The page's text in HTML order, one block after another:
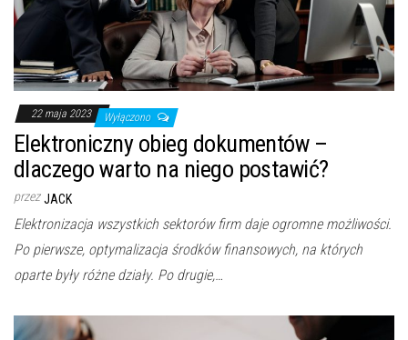
22 maja 2023 Wyłączono
Elektroniczny obieg dokumentów –
dlaczego warto na niego postawić?
przez JACK
Elektronizacja wszystkich sektorów firm daje ogromne możliwości.
Po pierwsze, optymalizacja środków finansowych, na których
oparte były różne działy. Po drugie,…